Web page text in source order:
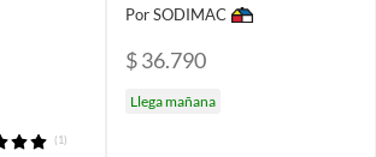
(1)
Por SODIMAC
$ 36.790
Llega mañana